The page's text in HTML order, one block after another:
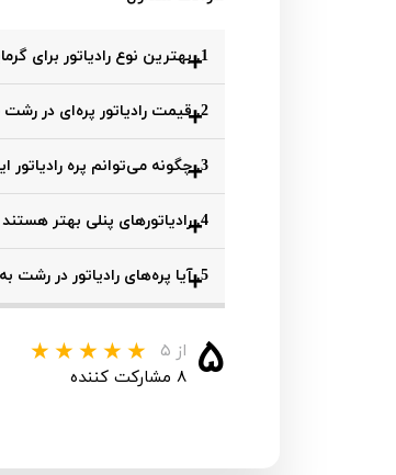
1. بهترین نوع رادیاتور برای گرمایش خانه کدام است؟
انتخاب بهترین نوع رادیاتور به
2. قیمت رادیاتور پره‌ای در رشت چقدر است؟
قیمت رادیاتور پره‌ای در رشت
3. چگونه می‌توانم پره رادیاتور ایل پریمو 500 بوتان را خریداری کنم؟
4. رادیاتورهای پنلی بهتر هستند یا پره‌ای؟
هر کدام از رادیاتورهای پنلی و
5. آیا پره‌های رادیاتور در رشت به صورت فوری قابل تحویل هستند؟
برای مشتریان فراهم کرده است.۵ از ۵
۸ مشارکت کننده